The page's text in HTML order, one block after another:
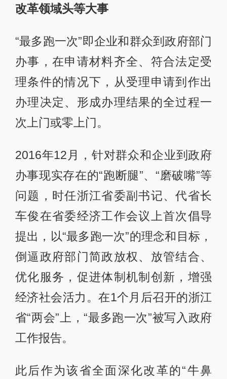
改革领域头等大事
“最多跑一次”即企业和群众到政府部门
办事，在申请材料齐全、符合法定受
理条件的情况下，从受理申请到作出
办理决定、形成办理结果的全过程一
次上门或零上门。
2016年12月，针对群众和企业到政府
办事现实存在的“跑断腿”、“磨破嘴”等
问题，时任浙江省委副书记、代省长
车俊在省委经济工作会议上首次倡导
提出，以“最多跑一次”的理念和目标，
倒逼政府部门简政放权、放管结合、
优化服务，促进体制机制创新，增强
经济社会活力。在1个月后召开的浙江
省“两会”上，“最多跑一次”被写入政府
工作报告。
此后作为该省全面深化改革的“牛鼻